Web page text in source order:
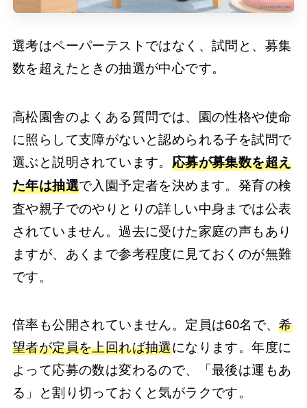
選考はペーパーテストではなく、試問と、募集
数を超えたときの抽選が中心です。
高松園舎のよくある質問では、園の性格や使命
に照らして支障がないと認められる子を試問で
選ぶと説明されています。 応募が募集数を超え
た年は抽選で入園予定者を決めます。発育の検
査や親子でのやりとりの詳しい中身までは公表
されていません。過去に受けた家庭の声もあり
ますが、あくまで参考程度に見ておくのが無難
です。
倍率も公開されていません。定員は60名で、希
望者が定員を上回れば抽選になります。年度に
よって応募の数は変わるので、「最後は運もあ
る」と割り切っておくと気がラクです。